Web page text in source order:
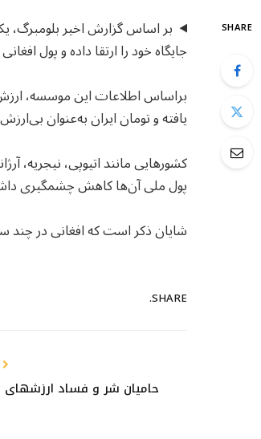
SHARE
بر اساس گزارش اخیر بلومبرگ،
جایگاه خود را ارتقا داده و پول
یافته و تومان ایران به‌عنوان
کشورهایی مانند اتیوپی، نیجریه،
پول ملی آن‌ها کاهش چشمگیری
شایان ذکر است که افغانی در چند
SHARE.
حامیان شر و فساد ارزش‬های